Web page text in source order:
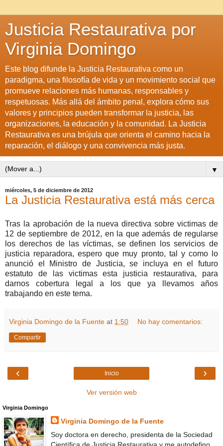
Justicia Restaurativa por
Virginia Domingo
Este blog difunde la Justicia Restaurativa como un
paradigma, una filosofía de vida y un movimiento social que
promueve relaciones más humanas, responsables y
respetuosas. Más allá del ámbito penal, explora cómo sus
valores y principios pueden transformar la justicia, las
organizaciones, la educación y la comunidad. La Justicia
Restaurativa es una brújula que orienta el camino hacia la
reparación, el diálogo y una convivencia más justa.
▼
miércoles, 5 de diciembre de 2012
La Justicia Restaurativa está más cerca
Tras la aprobación de la nueva directiva sobre victimas de
12 de septiembre de 2012, en la que además de regularse
los derechos de las víctimas, se definen los servicios de
justicia reparadora, espero que muy pronto, tal y como lo
anunció el Ministro de Justicia, se incluya en el futuro
estatuto de las victimas esta justicia restaurativa, para
darnos cobertura legal a los que ya llevamos años
trabajando en este tema.
Virginia Domingo de la Fuente at 1:50 No hay comentarios:
Compartir
‹ ›
Inicio
Ver versión web
Virginia Domingo
Virginia Domingo de la Fuente
Soy doctora en derecho, presidenta de la Sociedad